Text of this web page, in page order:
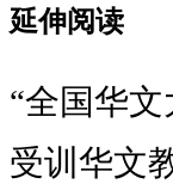
延伸阅读
“全国华
受训华文